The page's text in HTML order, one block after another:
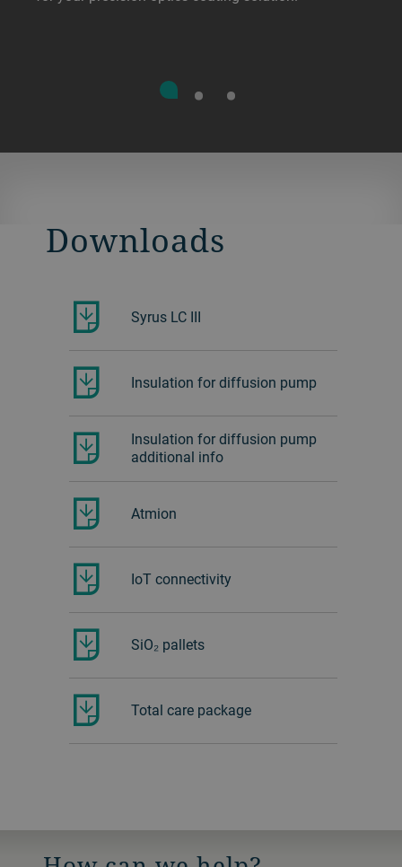
Downloads
Syrus LC III
Insulation for diffusion pump
Insulation for diffusion pump
additional info
Atmion
IoT connectivity
SiO₂ pallets
Total care package